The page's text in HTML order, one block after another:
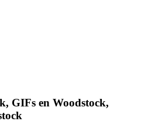
GIFs en Woodstock,